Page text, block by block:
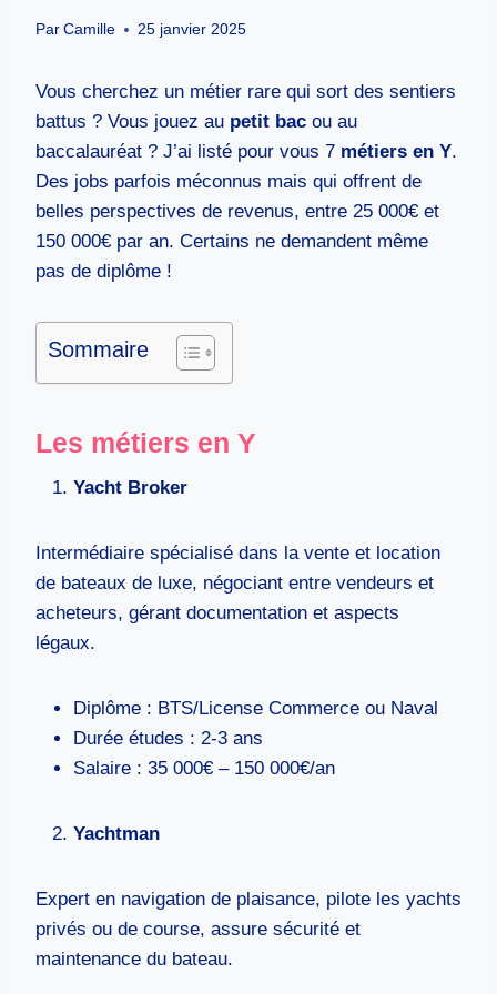
Par Camille 25 janvier 2025
Vous cherchez un métier rare qui sort des sentiers
battus ? Vous jouez au petit bac ou au
baccalauréat ? J’ai listé pour vous 7 métiers en Y.
Des jobs parfois méconnus mais qui offrent de
belles perspectives de revenus, entre 25 000€ et
150 000€ par an. Certains ne demandent même
pas de diplôme !
Sommaire
Les métiers en Y
Yacht Broker
Intermédiaire spécialisé dans la vente et location
de bateaux de luxe, négociant entre vendeurs et
acheteurs, gérant documentation et aspects
légaux.
Diplôme : BTS/License Commerce ou Naval
Durée études : 2-3 ans
Salaire : 35 000€ – 150 000€/an
Yachtman
Expert en navigation de plaisance, pilote les yachts
privés ou de course, assure sécurité et
maintenance du bateau.